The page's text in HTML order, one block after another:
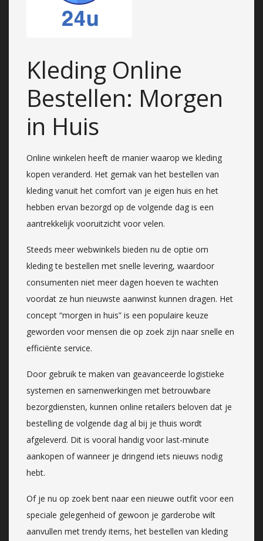
Kleding Online
Bestellen: Morgen
in Huis
Online winkelen heeft de manier waarop we kleding
kopen veranderd. Het gemak van het bestellen van
kleding vanuit het comfort van je eigen huis en het
hebben ervan bezorgd op de volgende dag is een
aantrekkelijk vooruitzicht voor velen.
Steeds meer webwinkels bieden nu de optie om
kleding te bestellen met snelle levering, waardoor
consumenten niet meer dagen hoeven te wachten
voordat ze hun nieuwste aanwinst kunnen dragen. Het
concept “morgen in huis” is een populaire keuze
geworden voor mensen die op zoek zijn naar snelle en
efficiënte service.
Door gebruik te maken van geavanceerde logistieke
systemen en samenwerkingen met betrouwbare
bezorgdiensten, kunnen online retailers beloven dat je
bestelling de volgende dag al bij je thuis wordt
afgeleverd. Dit is vooral handig voor last-minute
aankopen of wanneer je dringend iets nieuws nodig
hebt.
Of je nu op zoek bent naar een nieuwe outfit voor een
speciale gelegenheid of gewoon je garderobe wilt
aanvullen met trendy items, het bestellen van kleding